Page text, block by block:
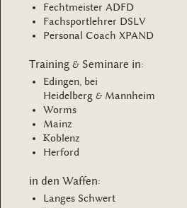
Fechtmeister ADFD
Fachsportlehrer DSLV
Personal Coach XPAND
Training & Seminare in:
Edingen, bei
Heidelberg & Mannheim
Worms
Mainz
Koblenz
Herford
in den Waffen:
Langes Schwert